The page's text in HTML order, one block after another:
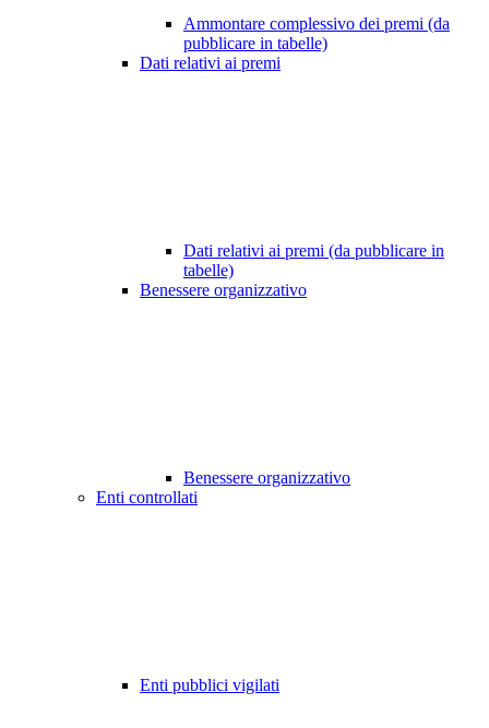
Ammontare complessivo dei premi (da
pubblicare in tabelle)
Dati relativi ai premi
Dati relativi ai premi (da pubblicare in
tabelle)
Benessere organizzativo
Benessere organizzativo
Enti controllati
Enti pubblici vigilati